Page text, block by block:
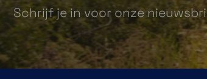
Schrijf je in voor onze